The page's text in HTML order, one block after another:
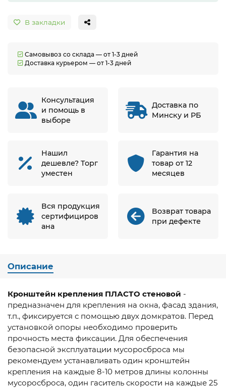
В закладки
Самовывоз со склада — от 1-3 дней
Доставка курьером — от 1-3 дней
Консультация
и помощь в
выборе
Доставка по
Минску и РБ
Нашил
дешевле? Торг
уместен
Гарантия на
товар от 12
месяцев
Вся продукция
сертифициров
ана
Возврат товара
при дефекте
Описание
Кронштейн крепления ПЛАСТО стеновой -
предназначен для крепления на окна, фасад здания,
т.п., фиксируется с помощью двух домкратов. Перед
установкой опоры необходимо проверить
прочность места фиксации. Для обеспечения
безопасной эксплуатации мусоросброса мы
рекомендуем устанавливать один кронштейн
крепления на каждые 8-10 метров длины колонны
мусоросброса, один гаситель скорости на каждые 25